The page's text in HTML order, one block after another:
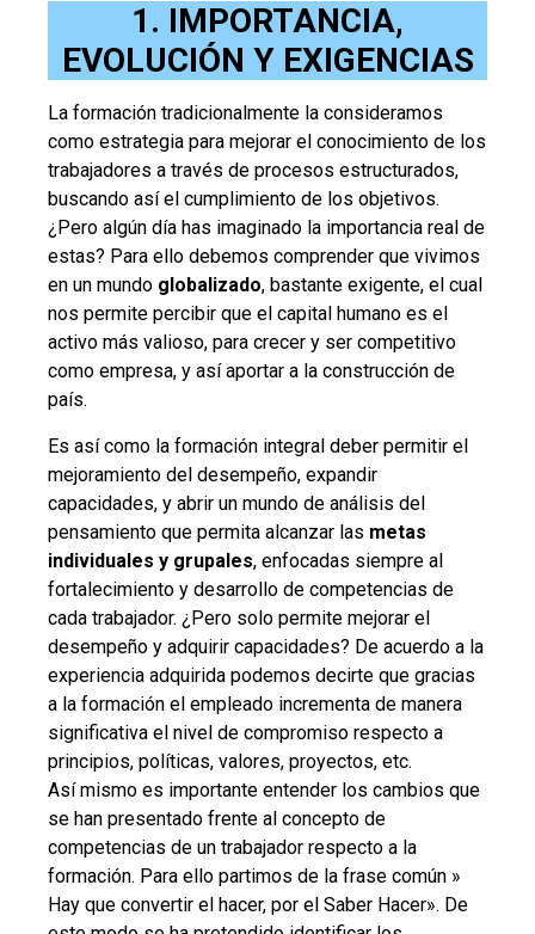
1. IMPORTANCIA,
EVOLUCIÓN Y EXIGENCIAS
La formación tradicionalmente la consideramos
como estrategia para mejorar el conocimiento de los
trabajadores a través de procesos estructurados,
buscando así el cumplimiento de los objetivos.
¿Pero algún día has imaginado la importancia real de
estas? Para ello debemos comprender que vivimos
en un mundo globalizado, bastante exigente, el cual
nos permite percibir que el capital humano es el
activo más valioso, para crecer y ser competitivo
como empresa, y así aportar a la construcción de
país.
Es así como la formación integral deber permitir el
mejoramiento del desempeño, expandir
capacidades, y abrir un mundo de análisis del
pensamiento que permita alcanzar las metas
individuales y grupales, enfocadas siempre al
fortalecimiento y desarrollo de competencias de
cada trabajador. ¿Pero solo permite mejorar el
desempeño y adquirir capacidades? De acuerdo a la
experiencia adquirida podemos decirte que gracias
a la formación el empleado incrementa de manera
significativa el nivel de compromiso respecto a
principios, políticas, valores, proyectos, etc.
Así mismo es importante entender los cambios que
se han presentado frente al concepto de
competencias de un trabajador respecto a la
formación. Para ello partimos de la frase común »
Hay que convertir el hacer, por el Saber Hacer». De